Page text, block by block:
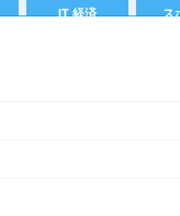
IT 経済 ス